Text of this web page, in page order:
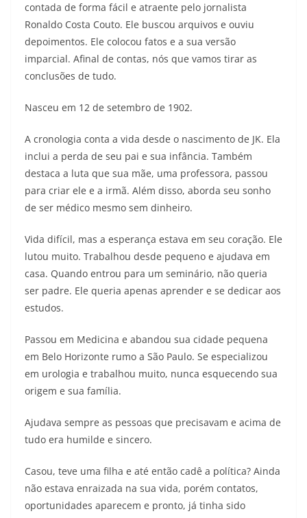
contada de forma fácil e atraente pelo jornalista
Ronaldo Costa Couto. Ele buscou arquivos e ouviu
depoimentos. Ele colocou fatos e a sua versão
imparcial. Afinal de contas, nós que vamos tirar as
conclusões de tudo.
Nasceu em 12 de setembro de 1902.
A cronologia conta a vida desde o nascimento de JK. Ela
inclui a perda de seu pai e sua infância. Também
destaca a luta que sua mãe, uma professora, passou
para criar ele e a irmã. Além disso, aborda seu sonho
de ser médico mesmo sem dinheiro.
Vida difícil, mas a esperança estava em seu coração. Ele
lutou muito. Trabalhou desde pequeno e ajudava em
casa. Quando entrou para um seminário, não queria
ser padre. Ele queria apenas aprender e se dedicar aos
estudos.
Passou em Medicina e abandou sua cidade pequena
em Belo Horizonte rumo a São Paulo. Se especializou
em urologia e trabalhou muito, nunca esquecendo sua
origem e sua família.
Ajudava sempre as pessoas que precisavam e acima de
tudo era humilde e sincero.
Casou, teve uma filha e até então cadê a política? Ainda
não estava enraizada na sua vida, porém contatos,
oportunidades aparecem e pronto, já tinha sido